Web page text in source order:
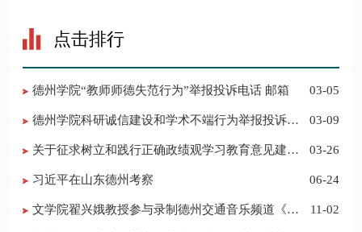
点击排行
德州学院“教师师德失范行为”举报投诉电话 邮箱 03-05
德州学院科研诚信建设和学术不端行为举报投诉电
03-09
03-26
习近平在山东德州考察 06-24
​文学院翟兴娥教授参与录制德州交通音乐频道《科
11-02